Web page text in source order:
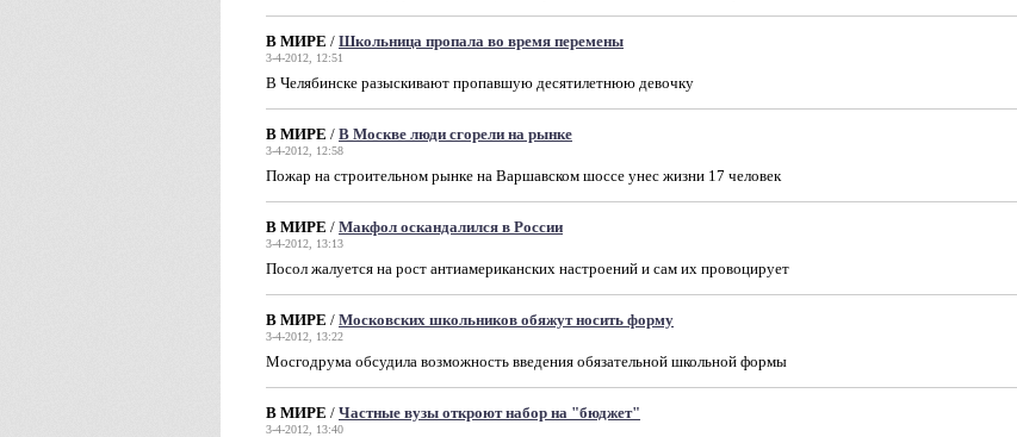
В МИРЕ / Школьница пропала во время перемены
3-4-2012, 12:51
В Челябинске разыскивают пропавшую десятилетнюю девочку
В МИРЕ / В Москве люди сгорели на рынке
3-4-2012, 12:58
Пожар на строительном рынке на Варшавском шоссе унес жизни 17 человек
В МИРЕ / Макфол оскандалился в России
3-4-2012, 13:13
Посол жалуется на рост антиамериканских настроений и сам их провоцирует
В МИРЕ / Московских школьников обяжут носить форму
3-4-2012, 13:22
Мосгодрума обсудила возможность введения обязательной школьной формы
В МИРЕ / Частные вузы откроют набор на "бюджет"
3-4-2012, 13:40